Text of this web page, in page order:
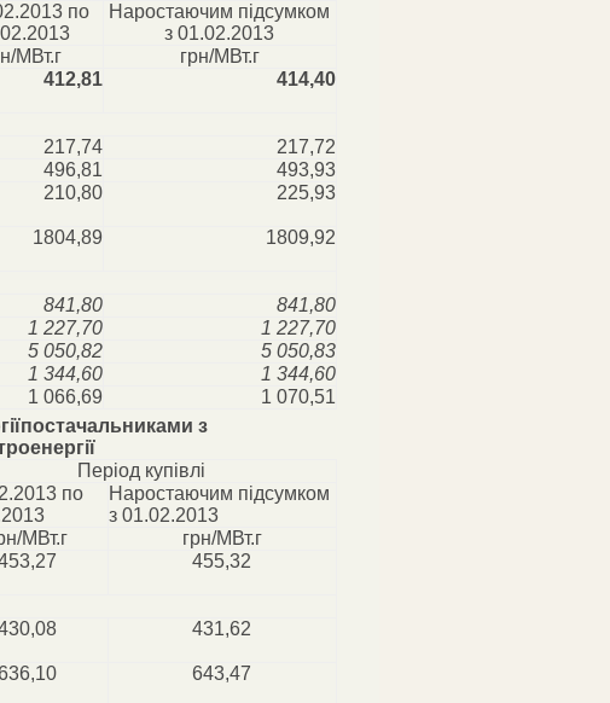
по
Наростаючим підсумком
з 01.02.2013
МВт.г
грн/МВт.г
412,81 414,40
217,74
217,72
496,81
493,93
210,80 225,93
1804,89 1809,92
841,80
841,80
1 227,70
1 227,70
5 050,82
5 050,83
1 344,60
1 344,60
1 066,69
1 070,51
з
Період купівлі
по
Наростаючим підсумком
з 01.02.2013
МВт.г
грн/МВт.г
455,32
431,62
643,47